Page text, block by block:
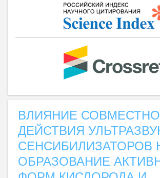
ВЛИЯНИЕ
ДЕЙСТВИЯ
СЕНСИБИЛИЗАТОРОВ
ОБРАЗОВАНИЕ